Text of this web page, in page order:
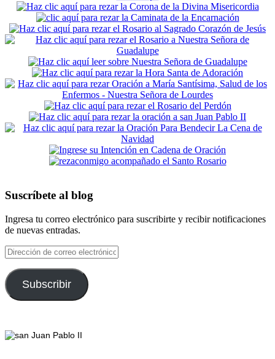
Suscríbete al blog
Ingresa tu correo electrónico para suscribirte y recibir notificaciones
de nuevas entradas.
Dirección
de
correo
electrónico
Subscribir